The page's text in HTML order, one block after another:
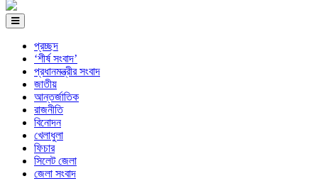
প্রচ্ছদ
‘শীর্ষ সংবাদ’
প্রধানমন্ত্রীর সংবাদ
জাতীয়
আন্তর্জাতিক
রাজনীতি
বিনোদন
খেলাধুলা
ফিচার
সিলেট জেলা
জেলা সংবাদ